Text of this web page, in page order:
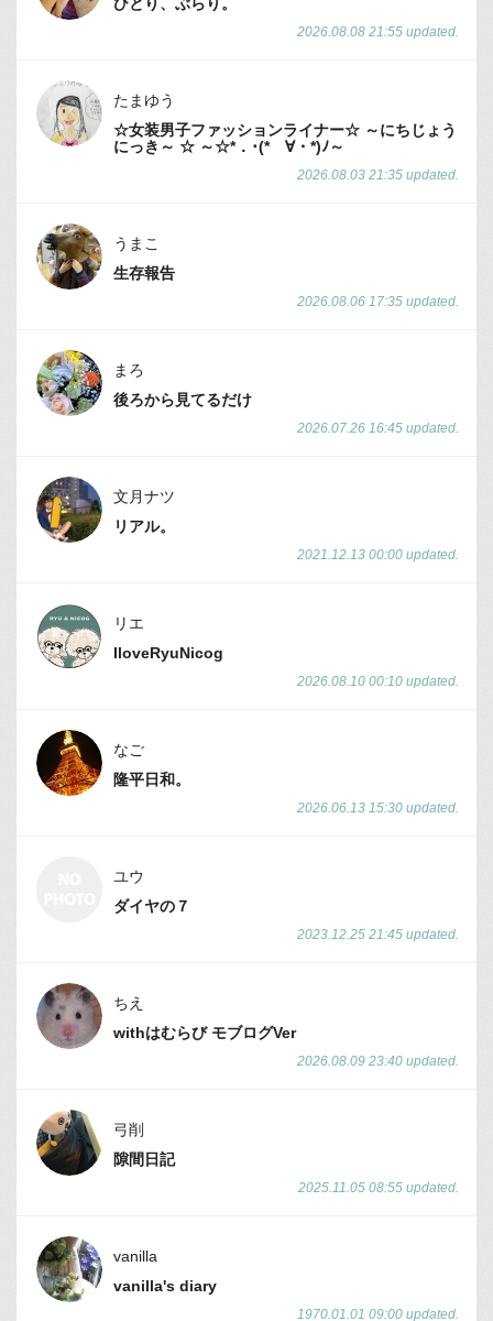
2026.08.08 21:55 updated.
たまゆう
☆女装男子ファッションライナー☆ ～にちじょう
にっき～ ☆ ～☆*．･(*ゝ∀・*)ﾉ～
2026.08.03 21:35 updated.
うまこ
生存報告
2026.08.06 17:35 updated.
まろ
後ろから見てるだけ
2026.07.26 16:45 updated.
文月ナツ
リアル。
2021.12.13 00:00 updated.
リエ
IloveRyuNicog
2026.08.10 00:10 updated.
なご
隆平日和。
2026.06.13 15:30 updated.
ユウ
ダイヤの７
2023.12.25 21:45 updated.
ちえ
withはむらび モブログVer
2026.08.09 23:40 updated.
弓削
隙間日記
2025.11.05 08:55 updated.
vanilla
vanilla's diary
1970.01.01 09:00 updated.